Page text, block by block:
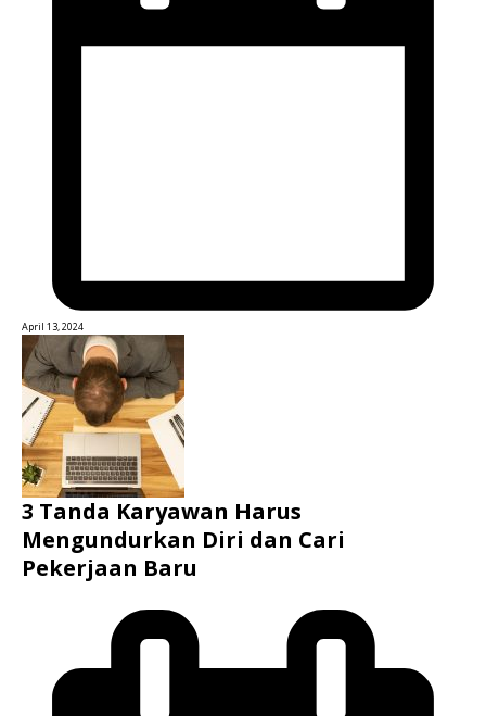
April 13, 2024
3 Tanda Karyawan Harus
Mengundurkan Diri dan Cari
Pekerjaan Baru